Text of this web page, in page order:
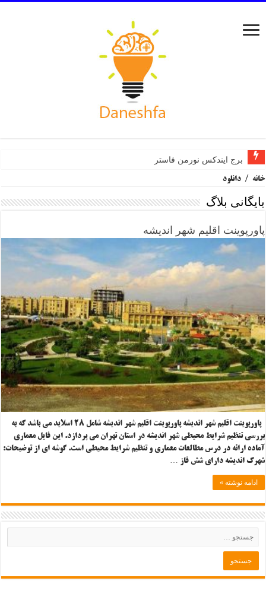
برج ایندکس نورمن فاستر
خانه / دانلود
بایگانی بلاگ
پاورپوینت اقلیم شهر اندیشه
پاورپوینت اقلیم شهر اندیشه پاورپوینت اقلیم شهر اندیشه شامل ۲۸ اسلاید می باشد که به
بررسی تنظیم شرایط محیطی شهر اندیشه در استان تهران می پردازد. این فایل معماری
آماده ارائه در درس مطالعات معماری و تنظیم شرایط محیطی است. گوشه ای از توضیحات:
شهرک اندیشه دارای شش فاز …
ادامه نوشته »